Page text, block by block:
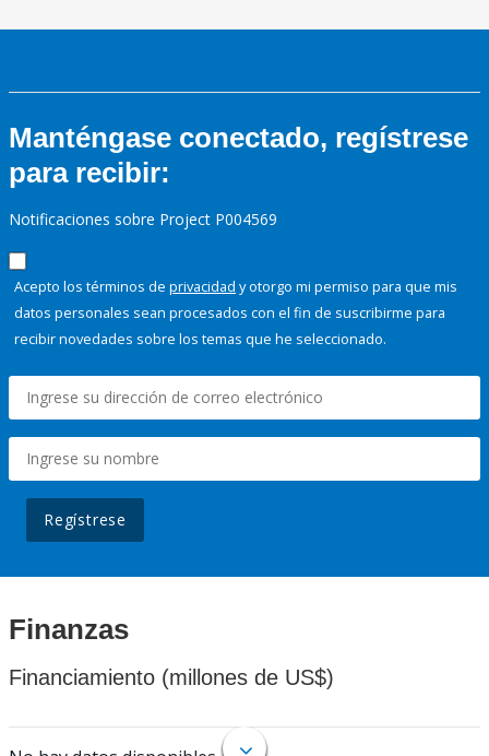
Manténgase conectado, regístrese
para recibir:
Notificaciones sobre Project P004569
Acepto los términos de privacidad y otorgo mi permiso para que mis
datos personales sean procesados con el fin de suscribirme para
recibir novedades sobre los temas que he seleccionado.
Regístrese
Finanzas
Financiamiento (millones de US$)